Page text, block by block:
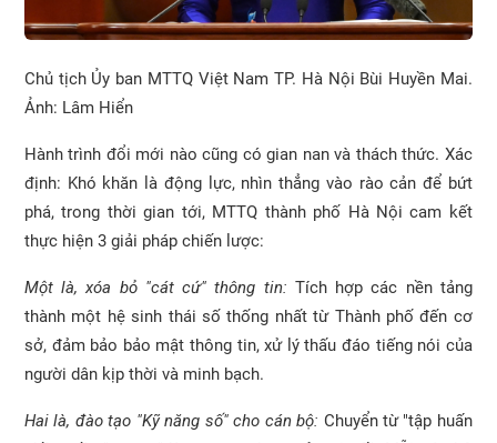
Chủ tịch Ủy ban MTTQ Việt Nam TP. Hà Nội Bùi Huyền Mai.
Ảnh: Lâm Hiển
Hành trình đổi mới nào cũng có gian nan và thách thức. Xác
định: Khó khăn là động lực, nhìn thẳng vào rào cản để bứt
phá, trong thời gian tới, MTTQ thành phố Hà Nội cam kết
thực hiện 3 giải pháp chiến lược:
Một là, xóa bỏ "cát cứ" thông tin: Tích hợp các nền tảng
thành một hệ sinh thái số thống nhất từ Thành phố đến cơ
sở, đảm bảo bảo mật thông tin, xử lý thấu đáo tiếng nói của
người dân kịp thời và minh bạch.
Hai là, đào tạo "Kỹ năng số" cho cán bộ: Chuyển từ "tập huấn